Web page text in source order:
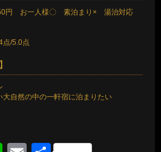
円 お一人様〇 素泊まり× 湯治対応
点/5.0点
自然の中の一軒宿に泊まりたい